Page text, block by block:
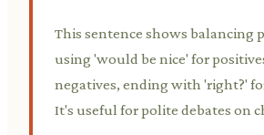
This sentence shows balancing
using 'would be nice' for
negatives, ending with 'right?'
It's useful for polite debates on